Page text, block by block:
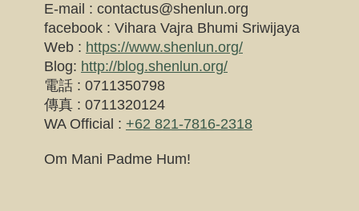
E-mail : contactus@shenlun.org
facebook : Vihara Vajra Bhumi Sriwijaya
Web : https://www.shenlun.org/
Blog: http://blog.shenlun.org/
電話 : 0711350798
傳真 : 0711320124
WA Official : +62 821-7816-2318
Om Mani Padme Hum!